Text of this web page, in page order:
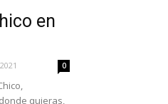
en
0
quieras,